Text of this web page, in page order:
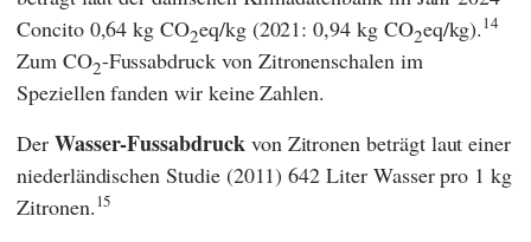
Concito0,64 kg CO2eq/kg (2021: 0,94 kg CO2eq/kg).14
Zum CO2-Fussabdruck von Zitronenschalen im
Speziellen fanden wir keine Zahlen.
Der Wasser-Fussabdruckvon Zitronen beträgt laut einer
niederländischen Studie (2011) 642 Liter Wasser pro 1 kg
Zitronen.15